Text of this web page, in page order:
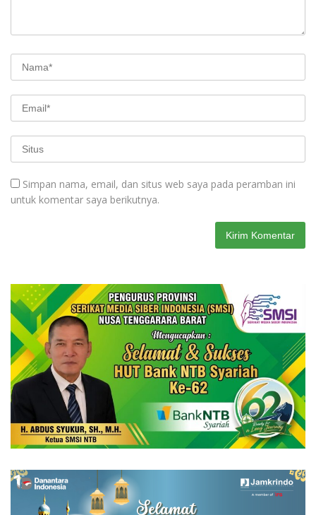
Simpan nama, email, dan situs web saya pada peramban ini
untuk komentar saya berikutnya.